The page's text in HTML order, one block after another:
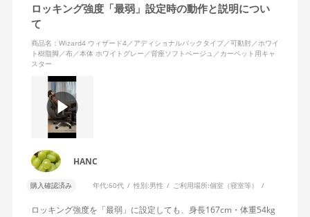
ロッキング強度「最弱」設定時の動作と説明につい
て
商品名：Wizard4 ウィザード4／アディショナルバックタイプ／可動肘／ホワイ
ト樹脂脚／布／本体 ホワイトグレー／背座ソフトベージュ／カーペット用キャ
スター
HANC
購入確認済み 年代:60代 性別:男性 ご利用場所:個室（寝室等）
ロッキング強度を「最弱」に設定しても、身長167cm・体重54kg